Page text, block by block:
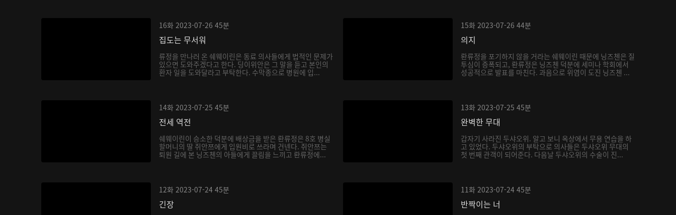
16화 2023-07-26 45분
집도는 무서워
류정을 만나러 온 쉐웨이린은 동료 의사들에게 법적인 문제가
있으면 도와주겠다고 한다. 딩이위안은 그 말을 듣고 본인의
환자 일을 도와달라고 부탁한다. 수막종으로 병원에 입...
15화 2023-07-26 44분
의지
롼류정을 포기하지 않을 거라는 쉐웨이린 때문에 닝즈첸은 질
투심이 증폭되고, 롼류정은 닝즈첸 덕분에 세미나 학회에서
성공적으로 발표를 마친다. 과음으로 위염이 도진 닝즈첸 ...
14화 2023-07-25 45분
전세 역전
쉐웨이린이 승소한 덕분에 배상금을 받은 롼류정은 8호 병실
할머니의 딸 쥐안쯔에게 입원비로 쓰라며 건넨다. 쥐안쯔는
퇴원 길에 본 닝즈첸의 아들에게 끌림을 느끼고 롼류정에...
13화 2023-07-25 45분
완벽한 무대
갑자기 사라진 두샤오위. 알고 보니 옥상에서 무용 연습을 하
고 있었다. 두샤오위의 부탁으로 의사들은 두샤오위 무대의
첫 번째 관객이 되어준다. 다음날 두샤오위의 수술이 진...
12화 2023-07-24 45분
긴장
11화 2023-07-24 45분
반짝이는 너